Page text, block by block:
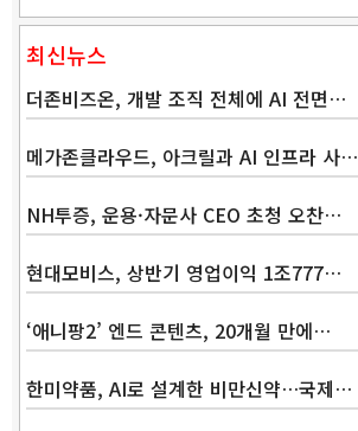
최신뉴스
더존비즈온, 개발 조직 전체에 AI 전면…
메가존클라우드, 아크릴과 AI 인프라 사…
NH투증, 운용·자문사 CEO 초청 오찬…
현대모비스, 상반기 영업이익 1조777…
‘애니팡2’ 엔드 콘텐츠, 20개월 만에…
한미약품, AI로 설계한 비만신약…국제…